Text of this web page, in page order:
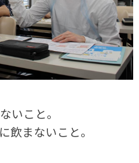
いこと。
飲まないこと。